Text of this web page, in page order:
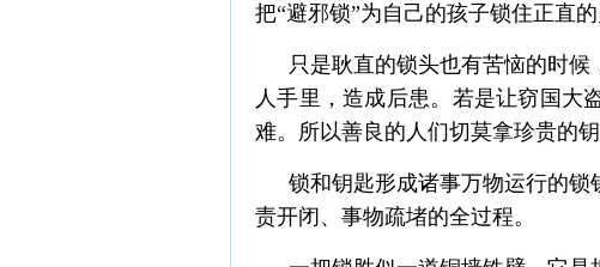
把“避邪锁”为自己的孩子锁住正直
只是耿直的锁头也有苦恼的时
人手里，造成后患。若是让窃国大
难。所以善良的人们切莫拿珍贵的钥
锁和钥匙形成诸事万物运行的
责开闭、事物疏堵的全过程。